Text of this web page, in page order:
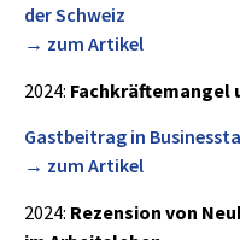
der Schweiz
→ zum Artikel
2024: Fachkräftemangel
Gastbeitrag in
→ zum Artikel
2024: Rezension von